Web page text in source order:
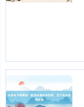
沪深300